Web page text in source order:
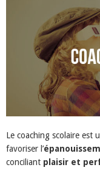
Le coaching scolaire est
favoriser l’
conciliant plaisir et